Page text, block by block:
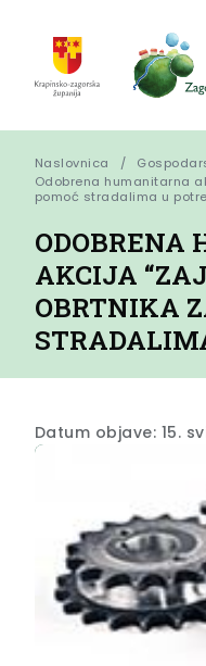
Naslovnica
Odobrena humanitarna
pomoć stradalima u
ODOBRENA
AKCIJA
OBRTNIKA
Datum objave: 15.